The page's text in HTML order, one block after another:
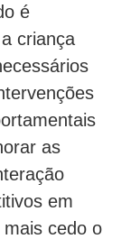
é
criança
as
em
cedo o